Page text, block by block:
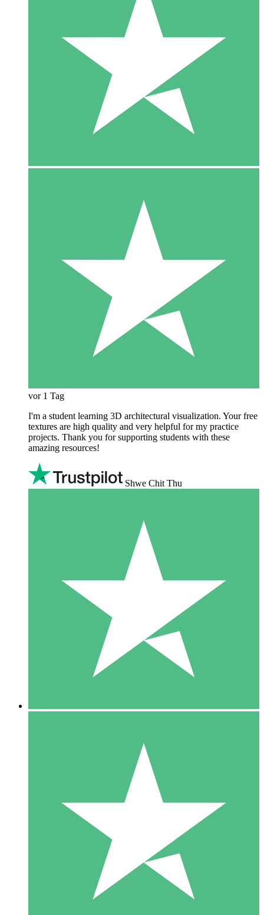
vor 1 Tag
I'm a student learning 3D architectural visualization. Your free
textures are high quality and very helpful for my practice
projects. Thank you for supporting students with these
amazing resources!
Shwe Chit Thu